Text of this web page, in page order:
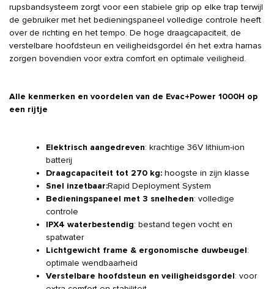
rupsbandsysteem zorgt voor een stabiele grip op elke trap terwijl
de gebruiker met het bedieningspaneel volledige controle heeft
over de richting en het tempo. De hoge draagcapaciteit, de
verstelbare hoofdsteun en veiligheidsgordel én het extra harnas
zorgen bovendien voor extra comfort en optimale veiligheid.
Alle kenmerken en voordelen van de Evac+Power 1000H op
een rijtje
Elektrisch aangedreven: krachtige 36V lithium-ion
batterij
Draagcapaciteit tot 270 kg: hoogste in zijn klasse
Snel inzetbaar:Rapid Deployment System
Bedieningspaneel met 3 snelheden: volledige
controle
IPX4 waterbestendig: bestand tegen vocht en
spatwater
Lichtgewicht frame & ergonomische duwbeugel:
optimale wendbaarheid
Verstelbare hoofdsteun en veiligheidsgordel: voor